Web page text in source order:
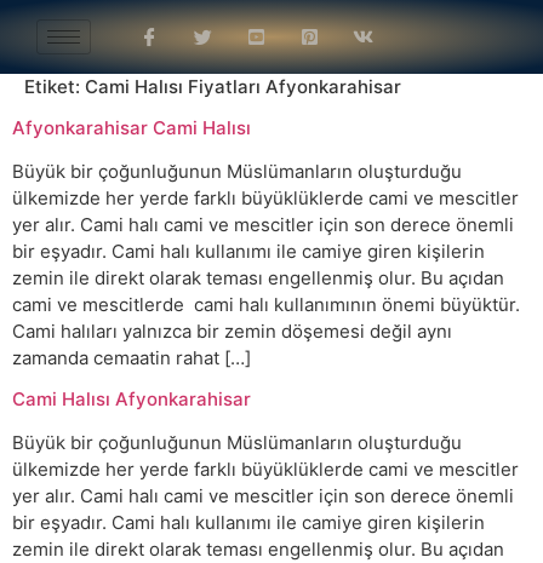
Etiket: Cami Halısı Fiyatları Afyonkarahisar
Afyonkarahisar Cami Halısı
Büyük bir çoğunluğunun Müslümanların oluşturduğu
ülkemizde her yerde farklı büyüklüklerde cami ve mescitler
yer alır. Cami halı cami ve mescitler için son derece önemli
bir eşyadır. Cami halı kullanımı ile camiye giren kişilerin
zemin ile direkt olarak teması engellenmiş olur. Bu açıdan
cami ve mescitlerde cami halı kullanımının önemi büyüktür.
Cami halıları yalnızca bir zemin döşemesi değil aynı
zamanda cemaatin rahat […]
Cami Halısı Afyonkarahisar
Büyük bir çoğunluğunun Müslümanların oluşturduğu
ülkemizde her yerde farklı büyüklüklerde cami ve mescitler
yer alır. Cami halı cami ve mescitler için son derece önemli
bir eşyadır. Cami halı kullanımı ile camiye giren kişilerin
zemin ile direkt olarak teması engellenmiş olur. Bu açıdan